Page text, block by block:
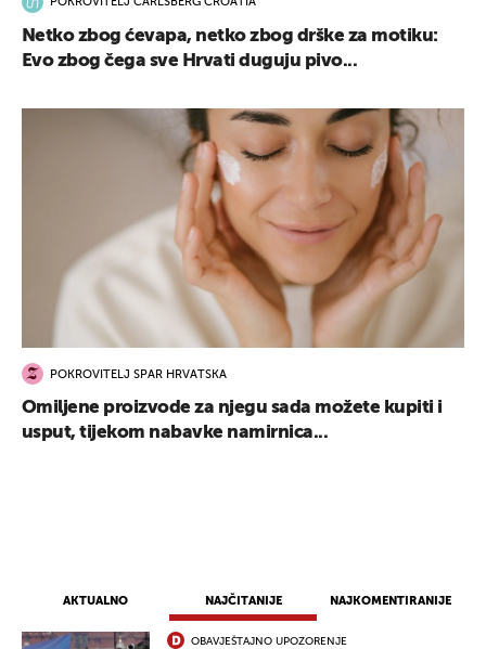
AKTUALNO NAJČITANIJE NAJKOMENTIRANIJE
OBAVJEŠTAJNO UPOZORENJE
POKROVITELJ CARLSBERG CROATIA
Netko zbog ćevapa, netko zbog drške za motiku:
Evo zbog čega sve Hrvati duguju pivo...
POKROVITELJ SPAR HRVATSKA
Omiljene proizvode za njegu sada možete kupiti i
usput, tijekom nabavke namirnica...